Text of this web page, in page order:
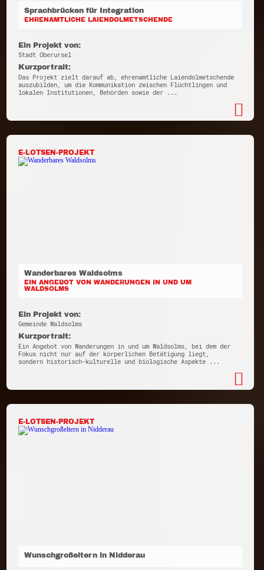
Sprachbrücken für Integration
EHRENAMTLICHE LAIENDOLMETSCHENDE
Ein Projekt von:
Stadt Oberursel
Kurzportrait:
Das Projekt zielt darauf ab, ehrenamtliche Laiendolmetschende
auszubilden, um die Kommunikation zwischen Flüchtlingen und
lokalen Institutionen, Behörden sowie der ...
E-LOTSEN-PROJEKT
Wanderbares Waldsolms
EIN ANGEBOT VON WANDERUNGEN IN UND UM
WALDSOLMS
Ein Projekt von:
Gemeinde Waldsolms
Kurzportrait:
Ein Angebot von Wanderungen in und um Waldsolms, bei dem der
Fokus nicht nur auf der körperlichen Betätigung liegt,
sondern historisch-kulturelle und biologische Aspekte ...
E-LOTSEN-PROJEKT
Wunschgroßeltern in Nidderau